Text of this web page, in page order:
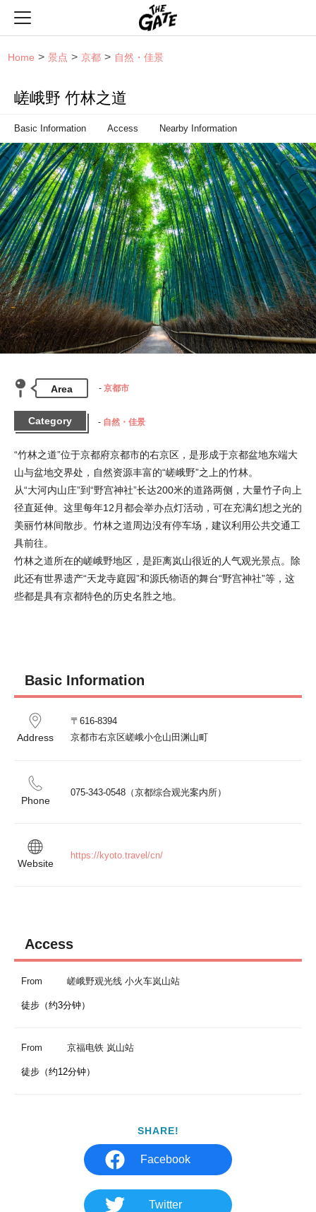
Home 景点 京都 自然・佳景
嵯峨野 竹林之道
Basic Information Access Nearby Information
Area 京都市
Category 自然・佳景
“竹林之道”位于京都府京都市的右京区，是形成于京都盆地东端大
山与盆地交界处，自然资源丰富的“嵯峨野”之上的竹林。
从“大河内山庄”到“野宫神社”长达200米的道路两侧，大量竹子向上
径直延伸。这里每年12月都会举办点灯活动，可在充满幻想之光的
美丽竹林间散步。竹林之道周边没有停车场，建议利用公共交通工
具前往。
竹林之道所在的嵯峨野地区，是距离岚山很近的人气观光景点。除
此还有世界遗产“天龙寺庭园”和源氏物语的舞台“野宫神社”等，这
些都是具有京都特色的历史名胜之地。
Basic Information
Address
〒616-8394
京都市右京区嵯峨小仓山田渊山町
Phone
075-343-0548（京都综合观光案内所）
Website
https://kyoto.travel/cn/
Access
From 嵯峨野观光线 小火车岚山站
徒步（约3分钟）
From 京福电铁 岚山站
徒步（约12分钟）
SHARE!
Facebook
Twitter